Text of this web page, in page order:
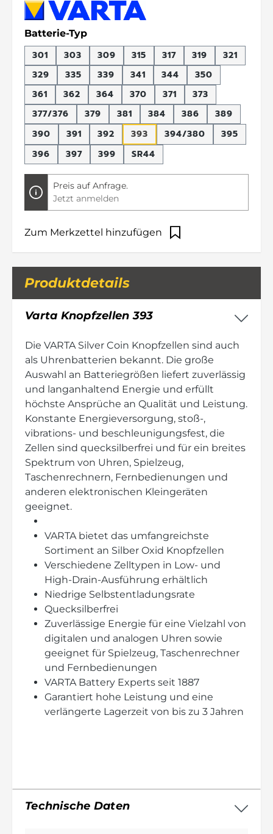
Batterie-Typ
301 303 309 315 317 319
321
329
335 339 341 344
350
361
362 364 370 371
373
377/376
379 381 384 386
389
390
391 392 393 394/380
395
396
397 399 SR44
Preis auf Anfrage.
Jetzt anmelden
Zum Merkzettel hinzufügen
Produktdetails
Varta Knopfzellen 393
Die VARTA Silver Coin Knopfzellen sind auch
als Uhrenbatterien bekannt. Die große
Auswahl an Batteriegrößen liefert zuverlässig
und langanhaltend Energie und erfüllt
höchste Ansprüche an Qualität und Leistung.
Konstante Energieversorgung, stoß-,
vibrations- und beschleunigungsfest, die
Zellen sind quecksilberfrei und für ein breites
Spektrum von Uhren, Spielzeug,
Taschenrechnern, Fernbedienungen und
anderen elektronischen Kleingeräten
geeignet.
VARTA bietet das umfangreichste
Sortiment an Silber Oxid Knopfzellen
Verschiedene Zelltypen in Low- und
High-Drain-Ausführung erhältlich
Niedrige Selbstentladungsrate
Quecksilberfrei
Zuverlässige Energie für eine Vielzahl von
digitalen und analogen Uhren sowie
geeignet für Spielzeug, Taschenrechner
und Fernbedienungen
VARTA Battery Experts seit 1887
Garantiert hohe Leistung und eine
verlängerte Lagerzeit von bis zu 3 Jahren
Technische Daten